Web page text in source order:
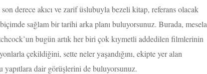
derece akıcı ve zarif üslubuyla bezeli kitap, referans olacak
sağlam bir tarihi arka planı buluyorsunuz. Burada, mesela
bugün artık her biri çok kıymetli addedilen filmlerinin
çekildiğini, sette neler yaşandığını, ekipte yer alan
yapıtlara dair görüşlerini de buluyorsunuz.